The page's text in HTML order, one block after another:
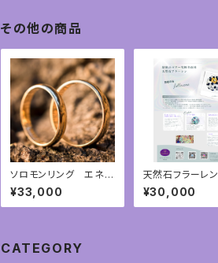
その他の商品
ソロモンリング エネル
ギーアチューンメント
¥33,000
天然石フラーレ
インテリア神聖
¥30,000
CATEGORY